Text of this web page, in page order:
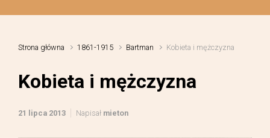
Strona główna 1861-1915 Bartman Kobieta i mężczyzna
Kobieta i mężczyzna
21 lipca 2013 Napisał mieton